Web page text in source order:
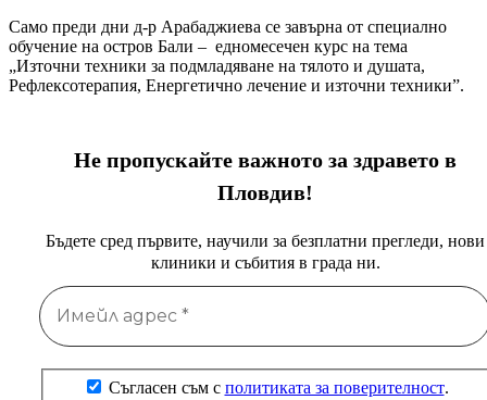
Само преди дни д-р Арабаджиева се завърна от специално
обучение на остров Бали – едномесечен курс на тема
„Източни техники за подмладяване на тялото и душата,
Рефлексотерапия, Енергетично лечение и източни техники”.
Не пропускайте важното за здравето в
Пловдив!
Бъдете сред първите, научили за безплатни прегледи, нови
клиники и събития в града ни.
Съгласен съм с политиката за поверителност.